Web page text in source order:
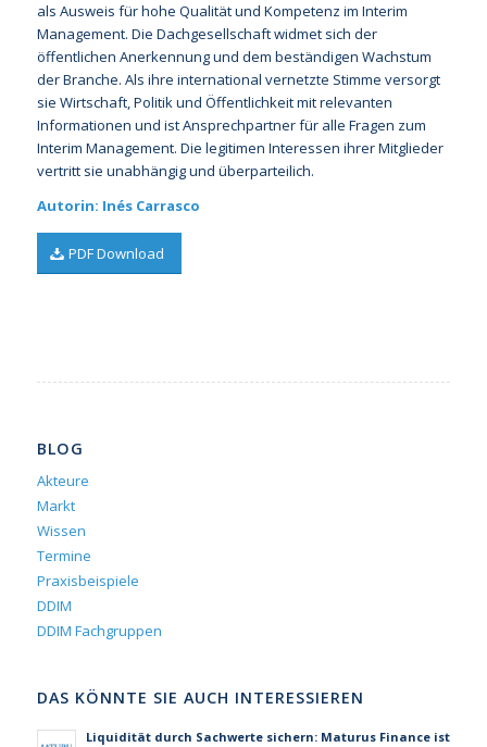
als Ausweis für hohe Qualität und Kompetenz im Interim
Management. Die Dachgesellschaft widmet sich der
öffentlichen Anerkennung und dem beständigen Wachstum
der Branche. Als ihre international vernetzte Stimme versorgt
sie Wirtschaft, Politik und Öffentlichkeit mit relevanten
Informationen und ist Ansprechpartner für alle Fragen zum
Interim Management. Die legitimen Interessen ihrer Mitglieder
vertritt sie unabhängig und überparteilich.
Autorin: Inés Carrasco
PDF Download
BLOG
Akteure
Markt
Wissen
Termine
Praxisbeispiele
DDIM
DDIM Fachgruppen
DAS KÖNNTE SIE AUCH INTERESSIEREN
Liquidität durch Sachwerte sichern: Maturus Finance ist